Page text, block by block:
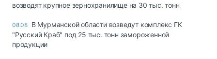
возводят крупное зернохранилище на 30 тыс. тонн
08.08 В Мурманской области возведут комплекс ГК
"Русский Краб" под 25 тыс. тонн замороженной
продукции